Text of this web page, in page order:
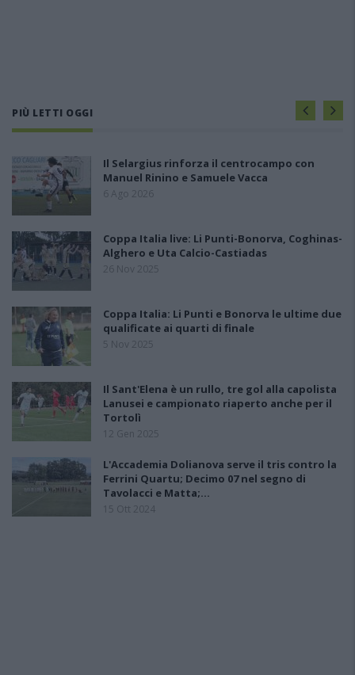
PIÙ LETTI OGGI
Il Selargius rinforza il centrocampo con
Manuel Rinino e Samuele Vacca
6 Ago 2026
Coppa Italia live: Li Punti-Bonorva, Coghinas-
Alghero e Uta Calcio-Castiadas
26 Nov 2025
Coppa Italia: Li Punti e Bonorva le ultime due
qualificate ai quarti di finale
5 Nov 2025
Il Sant'Elena è un rullo, tre gol alla capolista
Lanusei e campionato riaperto anche per il
Tortolì
12 Gen 2025
L'Accademia Dolianova serve il tris contro la
Ferrini Quartu; Decimo 07 nel segno di
Tavolacci e Matta;…
15 Ott 2024